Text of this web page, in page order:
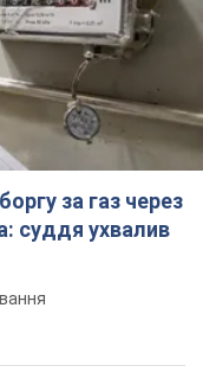
за газ через
суддя ухвалив